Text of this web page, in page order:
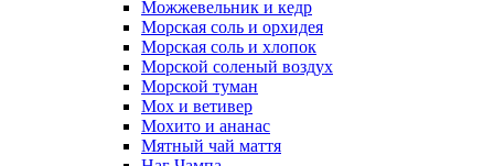
Можжевельник и кедр
Морская соль и орхидея
Морская соль и хлопок
Морской соленый воздух
Морской туман
Мох и ветивер
Мохито и ананас
Мятный чай маття